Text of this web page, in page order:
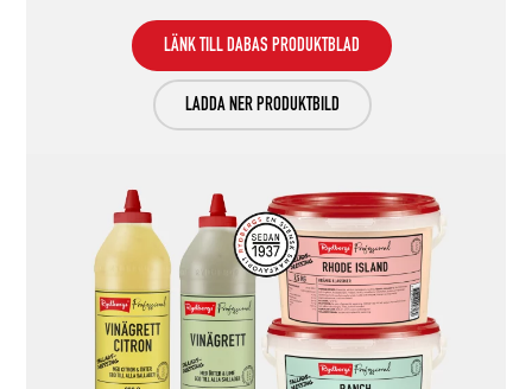
LÄNK TILL DABAS PRODUKTBLAD
LADDA NER PRODUKTBILD